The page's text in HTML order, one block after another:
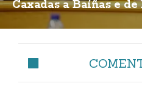
Caxadas a Baíñas e